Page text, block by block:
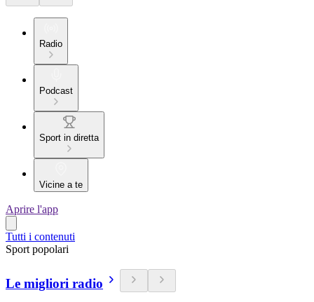
Radio
Podcast
Sport in diretta
Vicine a te
Aprire l'app
Tutti i contenuti
Sport popolari
Le migliori radio